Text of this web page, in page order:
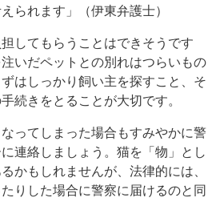
られます」（伊東弁護士）
してもらうことはできそうです
いだペットとの別れはつらいもの
はしっかり飼い主を探すこと、そ
続きをとることが大切です。
ってしまった場合もすみやかに警
連絡しましょう。猫を「物」とし
かもしれませんが、法律的には、
りした場合に警察に届けるのと同